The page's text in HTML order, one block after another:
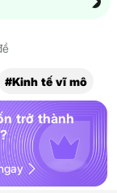
#Kinh tế vĩ mô
trở thành